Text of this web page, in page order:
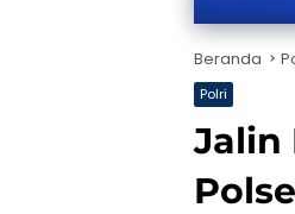
Beranda
Polri
Jalin